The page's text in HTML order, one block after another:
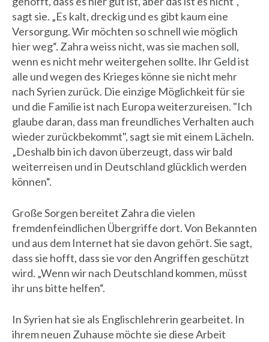
sagt sie. „Es kalt, dreckig und es gibt kaum eine
Versorgung. Wir möchten so schnell wie möglich
hier weg“. Zahra weiss nicht, was sie machen soll,
wenn es nicht mehr weitergehen sollte. Ihr Geld ist
alle und wegen des Krieges könne sie nicht mehr
nach Syrien zurück. Die einzige Möglichkeit für sie
und die Familie ist nach Europa weiterzureisen. "Ich
glaube daran, dass man freundliches Verhalten auch
wieder zurückbekommt", sagt sie mit einem Lächeln.
„Deshalb bin ich davon überzeugt, dass wir bald
weiterreisen und in Deutschland glücklich werden
können“.
Große Sorgen bereitet Zahra die vielen
fremdenfeindlichen Übergriffe dort. Von Bekannten
und aus dem Internet hat sie davon gehört. Sie sagt,
dass sie hofft, dass sie vor den Angriffen geschützt
wird. „Wenn wir nach Deutschland kommen, müsst
ihr uns bitte helfen“.
In Syrien hat sie als Englischlehrerin gearbeitet. In
ihrem neuen Zuhause möchte sie diese Arbeit